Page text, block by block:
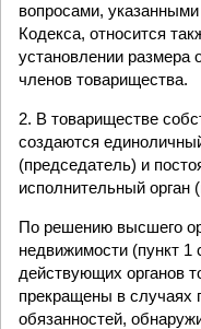
вопросами,
Кодекса, относится
установлении размера
членов товарищества.
2. В товариществе
создаются
(председатель) и
исполнительный орган
По решению высшего
недвижимости (пункт 1
действующих органов
прекращены в случаях
обязанностей,